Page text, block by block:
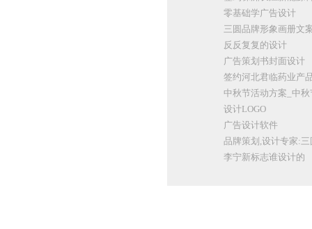
零基础学广告设计
三圆品牌形象画册文
反反复复的设计
广告策划书封面设计
签约河北君临药业产
中秋节活动方案_中
设计LOGO
广告设计软件
品牌策划,设计专家:
李宁新标志谁设计的